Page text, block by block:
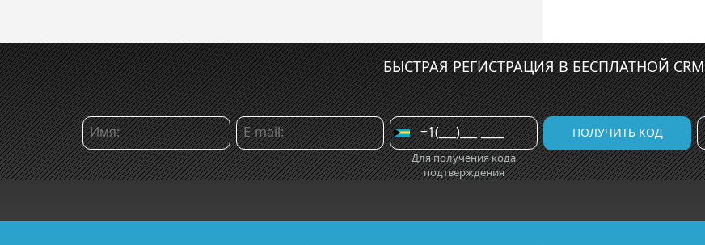
БЫСТРАЯ РЕГИСТРАЦИЯ В БЕСПЛАТНОЙ CRM
Для получения кода
подтверждения